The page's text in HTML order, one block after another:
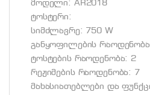
მოდელი: AR2018
ტოსტერი:
სიმძლავრე: 750 W
განყოფილების
ტოსტების რაოდენობა: 2
რეჟიმების რაოდენობა: 7
მახასიათებლები და